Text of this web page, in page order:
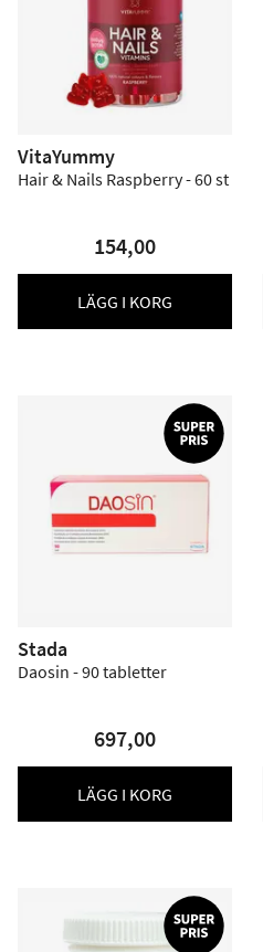
VitaYummy
Hair & Nails Raspberry - 60 st
154,00
LÄGG I KORG
Stada
Daosin - 90 tabletter
697,00
LÄGG I KORG